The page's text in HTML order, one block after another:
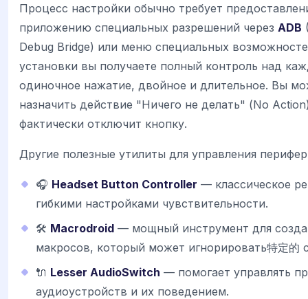
Процесс настройки обычно требует
приложению специальных разрешений через ADB
Debug Bridge) или меню специальных
установки вы получаете полный контроль над
одиночное нажатие, двойное и длительное. Вы
назначить действие "Ничего не делать" (No
фактически отключит кнопку.
Другие полезные утилиты для управления
🎧 Headset Button Controller — классическое
гибкими настройками чувствительности.
🛠️ Macrodroid — мощный инструмент для
макросов, который может игнорировать特定的
🔌 Lesser AudioSwitch — помогает управлять
аудиоустройств и их поведением.